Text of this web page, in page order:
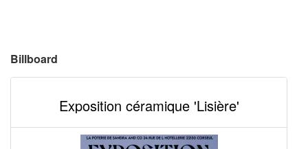
Billboard
Exposition céramique 'Lisière'